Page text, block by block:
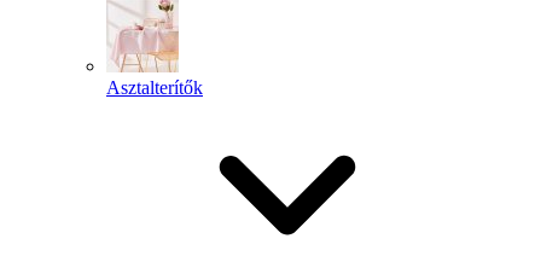
Asztalterítők